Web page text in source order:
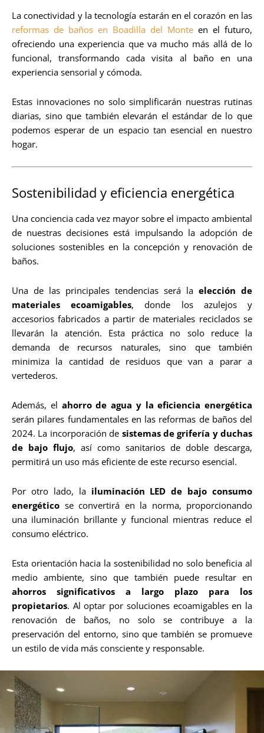
La conectividad y la tecnología estarán en el corazón en las
reformas de baños en Boadilla del Monte en el futuro,
ofreciendo una experiencia que va mucho más allá de lo
funcional, transformando cada visita al baño en una
experiencia sensorial y cómoda.
Estas innovaciones no solo simplificarán nuestras rutinas
diarias, sino que también elevarán el estándar de lo que
podemos esperar de un espacio tan esencial en nuestro
hogar.
Sostenibilidad y eficiencia energética
Una conciencia cada vez mayor sobre el impacto ambiental
de nuestras decisiones está impulsando la adopción de
soluciones sostenibles en la concepción y renovación de
baños.
Una de las principales tendencias será la elección de
materiales ecoamigables, donde los azulejos y
accesorios fabricados a partir de materiales reciclados se
llevarán la atención. Esta práctica no solo reduce la
demanda de recursos naturales, sino que también
minimiza la cantidad de residuos que van a parar a
vertederos.
Además, el ahorro de agua y la eficiencia energética
serán pilares fundamentales en las reformas de baños del
2024. La incorporación de sistemas de grifería y duchas
de bajo flujo, así como sanitarios de doble descarga,
permitirá un uso más eficiente de este recurso esencial.
Por otro lado, la iluminación LED de bajo consumo
energético se convertirá en la norma, proporcionando
una iluminación brillante y funcional mientras reduce el
consumo eléctrico.
Esta orientación hacia la sostenibilidad no solo beneficia al
medio ambiente, sino que también puede resultar en
ahorros significativos a largo plazo para los
propietarios. Al optar por soluciones ecoamigables en la
renovación de baños, no solo se contribuye a la
preservación del entorno, sino que también se promueve
un estilo de vida más consciente y responsable.